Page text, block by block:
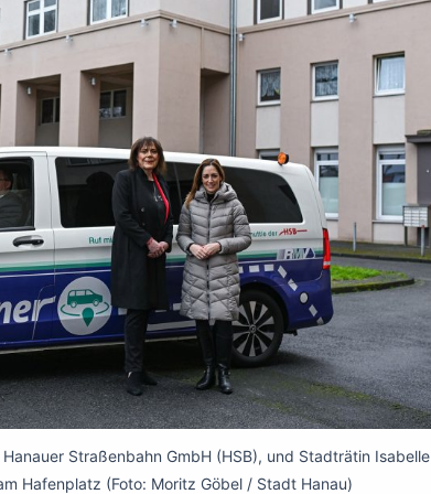
Straßenbahn GmbH (HSB), und Stadträtin Isabelle
Hafenplatz (Foto: Moritz Göbel / Stadt Hanau)